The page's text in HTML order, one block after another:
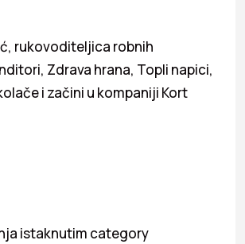
rukovoditeljica robnih
Zdrava hrana, Topli napici,
i začini u kompaniji Kort
istaknutim category